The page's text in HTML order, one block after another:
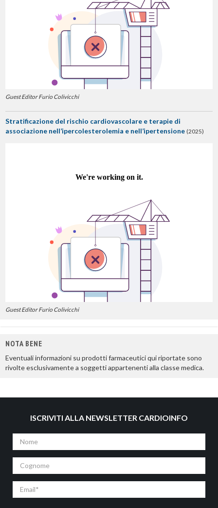
Guest Editor Furio Colivicchi
Stratificazione del rischio cardiovascolare e terapie di
associazione nell’ipercolesterolemia e nell’ipertensione (2025)
Guest Editor Furio Colivicchi
NOTA BENE
Eventuali informazioni su prodotti farmaceutici qui riportate sono
rivolte esclusivamente a soggetti appartenenti alla classe medica.
ISCRIVITI ALLA NEWSLETTER CARDIOINFO
Nome
Cognome
Email